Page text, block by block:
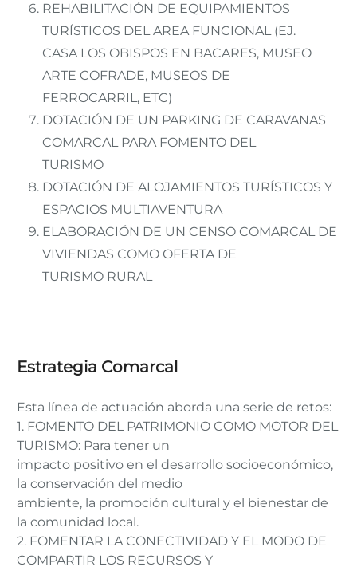
REHABILITACIÓN DE EQUIPAMIENTOS
TURÍSTICOS DEL AREA FUNCIONAL (EJ.
CASA LOS OBISPOS EN BACARES, MUSEO
ARTE COFRADE, MUSEOS DE
FERROCARRIL, ETC)
DOTACIÓN DE UN PARKING DE CARAVANAS
COMARCAL PARA FOMENTO DEL
TURISMO
DOTACIÓN DE ALOJAMIENTOS TURÍSTICOS Y
ESPACIOS MULTIAVENTURA
ELABORACIÓN DE UN CENSO COMARCAL DE
VIVIENDAS COMO OFERTA DE
TURISMO RURAL
Estrategia Comarcal
Esta línea de actuación aborda una serie de retos:
1. FOMENTO DEL PATRIMONIO COMO MOTOR DEL
TURISMO: Para tener un
impacto positivo en el desarrollo socioeconómico,
la conservación del medio
ambiente, la promoción cultural y el bienestar de
la comunidad local.
2. FOMENTAR LA CONECTIVIDAD Y EL MODO DE
COMPARTIR LOS RECURSOS Y